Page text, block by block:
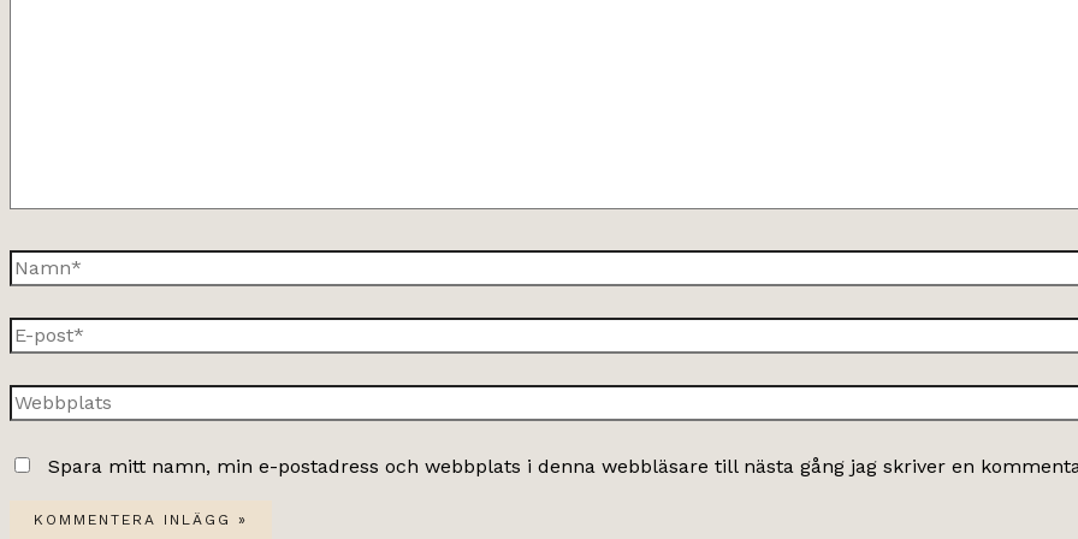
Namn*
E-
post*
Webbplats
Spara mitt namn, min e-postadress och webbplats i denna webbläsare till nästa gång jag skriver en